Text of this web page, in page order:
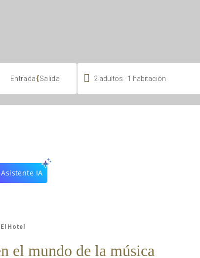
Entrada{Salida  2 adultos 1 habitación
IA
El Hotel
el mundo de la música